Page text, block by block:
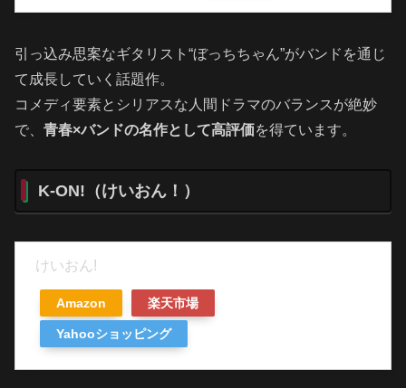
引っ込み思案なギタリスト“ぼっちちゃん”がバンドを通じ
て成長していく話題作。
コメディ要素とシリアスな人間ドラマのバランスが絶妙
で、 青春×バンドの名作として高評価を得ています。
K-ON!（けいおん！）
けいおん!
Amazon 楽天市場
Yahooショッピング